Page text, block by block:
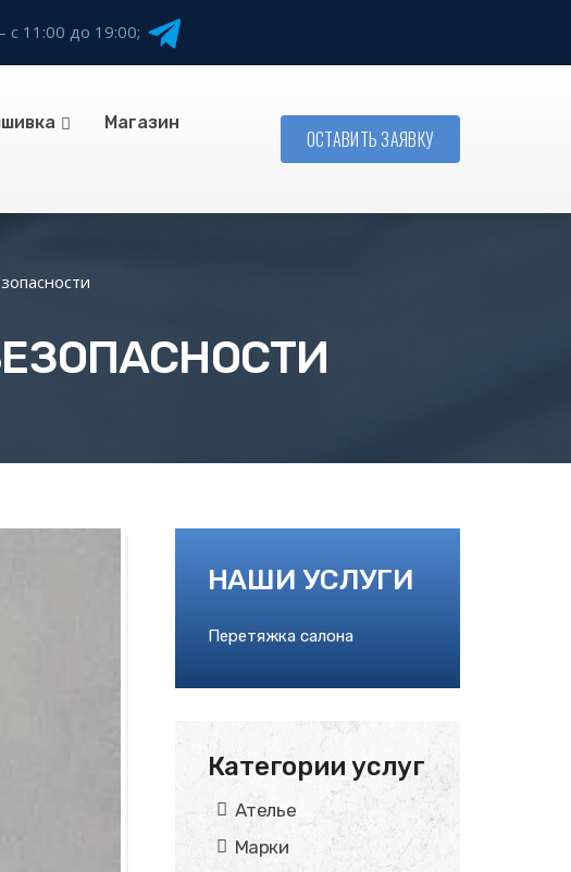
с 11:00 до 19:00;
Магазин
ОСТАВИТЬ ЗАЯВКУ
НАШИ УСЛУГИ
Перетяжка салона
Категории услуг
Ателье
Марки